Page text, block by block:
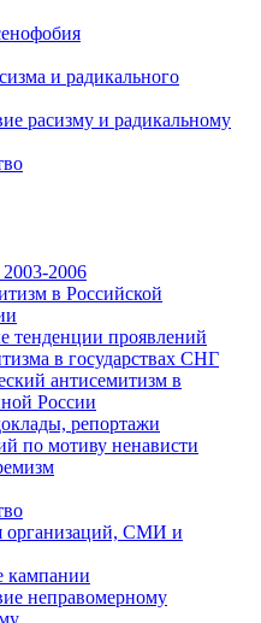
и радикального
расизму и радикальному
2006
в Российской
тенденции проявлений
в государствах СНГ
антисемитизм в
России
репортажи
по мотиву ненависти
организаций, СМИ и
кампании
неправомерному